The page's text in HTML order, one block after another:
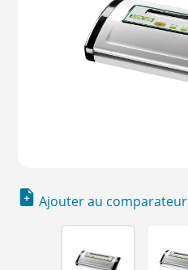
Ajouter au comparateur